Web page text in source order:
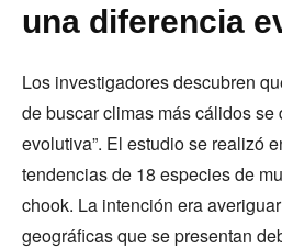
una diferencia
Los investigadores descubren
de buscar climas más cálidos se
evolutiva”. El estudio se realizó
tendencias de 18 especies de
chook. La intención era
geográficas que se presentan